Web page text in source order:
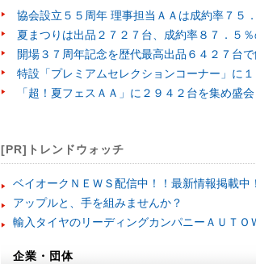
協会設立５５周年 理事担当ＡＡは成約率７５
夏まつりは出品２７２７台、成約率８７．５
開場３７周年記念を歴代最高出品６４２７台
特設「プレミアムセレクションコーナー」に
「超！夏フェスＡＡ」に２９４２台を集め盛会
[PR]トレンドウォッチ
ベイオークＮＥＷＳ配信中！！最新情報掲載中！
アップルと、手を組みませんか？
輸入タイヤのリーディングカンパニーＡＵＴＯ
企業・団体